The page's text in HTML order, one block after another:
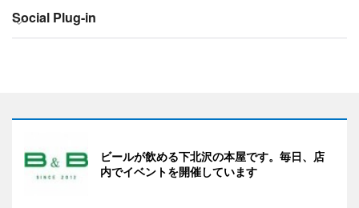
ビールが飲める下北沢の本屋です。毎日、店
内でイベントを開催しています